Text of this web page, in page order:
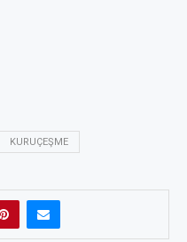
KURUÇEŞME